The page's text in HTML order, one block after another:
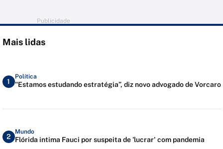
Publicidade
Mais lidas
1
Política
"Estamos estudando estratégia”, diz novo advogado de Vorcaro
2
Mundo
Flórida intima Fauci por suspeita de 'lucrar' com pandemia